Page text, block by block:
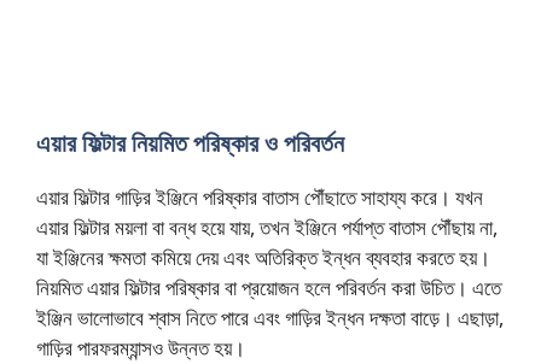
এয়ার ফিল্টার নিয়মিত পরিষ্কার ও পরিবর্তন
এয়ার ফিল্টার গাড়ির ইঞ্জিনে পরিষ্কার বাতাস পৌঁছাতে সাহায্য করে। যখন
এয়ার ফিল্টার ময়লা বা বন্ধ হয়ে যায়, তখন ইঞ্জিনে পর্যাপ্ত বাতাস পৌঁছায় না,
যা ইঞ্জিনের ক্ষমতা কমিয়ে দেয় এবং অতিরিক্ত ইন্ধন ব্যবহার করতে হয়।
নিয়মিত এয়ার ফিল্টার পরিষ্কার বা প্রয়োজন হলে পরিবর্তন করা উচিত। এতে
ইঞ্জিন ভালোভাবে শ্বাস নিতে পারে এবং গাড়ির ইন্ধন দক্ষতা বাড়ে। এছাড়া,
গাড়ির পারফরম্যান্সও উন্নত হয়।